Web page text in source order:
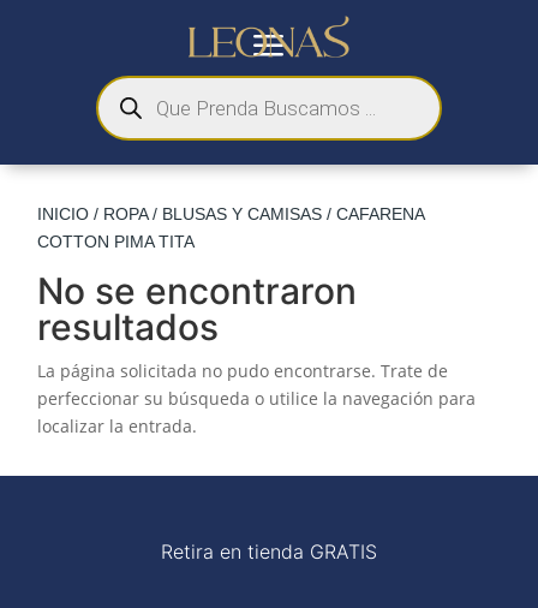
a
Búsqueda
de
productos
INICIO / ROPA/ BLUSAS Y CAMISAS / CAFARENA
COTTON PIMA TITA
No se encontraron
resultados
La página solicitada no pudo encontrarse. Trate de
perfeccionar su búsqueda o utilice la navegación para
localizar la entrada.
Retira en tienda GRATIS